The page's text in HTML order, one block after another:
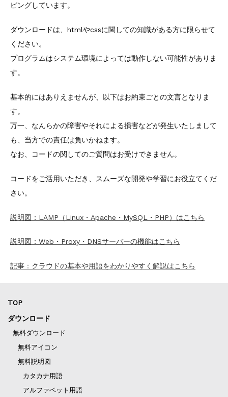
ピングしています。
ダウンロードは、htmlやcssに関しての知識がある方に限らせて
ください。
プログラムはシステム環境によっては動作しない可能性がありま
す。
基本的にはありえませんが、以下はお約束ごとの文言となりま
す。
万一、なんらかの障害やそれによる損害などが発生いたしまして
も、当方での責任は負いかねます。
なお、コードの関してのご質問はお受けできません。
コードをご活用いただき、スムーズな開発や学習にお役立てくだ
さい。
説明図：LAMP（Linux・Apache・MySQL・PHP）はこちら
説明図：Web・Proxy・DNSサーバーの機能はこちら
記事：クラウドの基本や用語をわかりやすく解説はこちら
TOP
ダウンロード
無料ダウンロード
無料アイコン
無料説明図
カタカナ用語
アルファベット用語